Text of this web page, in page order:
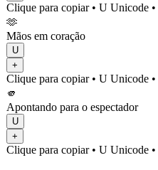
Clique para copiar• U Unicode •
🫶
Mãos em coração
U
+
Clique para copiar• U Unicode •
🫵
Apontando para o espectador
U
+
Clique para copiar• U Unicode •